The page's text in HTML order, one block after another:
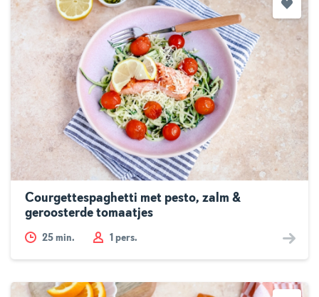
Courgettespaghetti met pesto, zalm &
geroosterde tomaatjes
25 min. 1 pers.